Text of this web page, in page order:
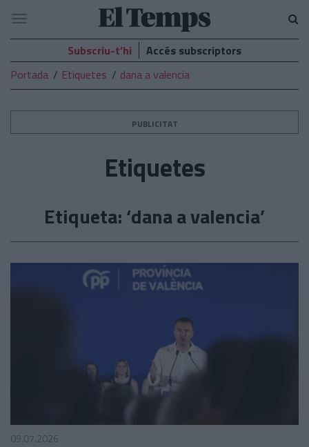
El
Temps
Navegació
Subscriu-t’hi
Accés subscriptors
Portada
Etiquetes dana a valencia
PUBLICITAT
Etiquetes
Etiqueta: ‘dana a valencia’
09.07.2026